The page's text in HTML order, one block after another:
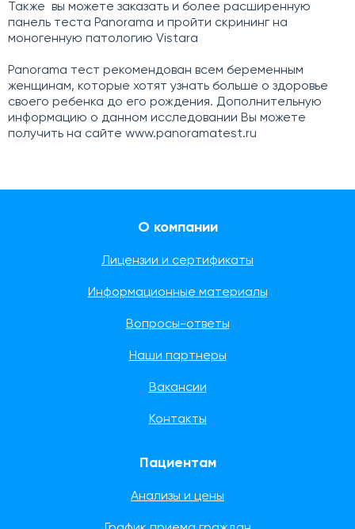
Также вы можете заказать и более расширенную
панель теста Panorama и пройти скрининг на
моногенную патологию Vistara
Panorama тест рекомендован всем беременным
женщинам, которые хотят узнать больше о здоровье
своего ребенка до его рождения. Дополнительную
информацию о данном исследовании Вы можете
получить на сайте www.panoramatest.ru
О компании
Лицензии и сертификаты
Информационные материалы
Вопросы-ответы
Наши партнеры
Вакансии
Контакты
Пациентам
Анализы и цены